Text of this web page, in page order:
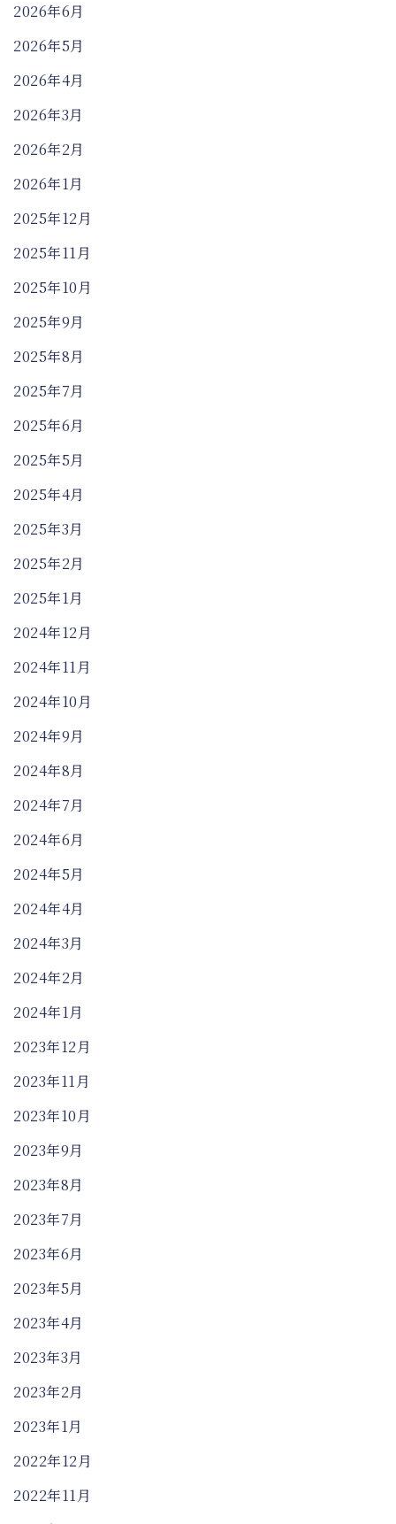
2026年6月
2026年5月
2026年4月
2026年3月
2026年2月
2026年1月
2025年12月
2025年11月
2025年10月
2025年9月
2025年8月
2025年7月
2025年6月
2025年5月
2025年4月
2025年3月
2025年2月
2025年1月
2024年12月
2024年11月
2024年10月
2024年9月
2024年8月
2024年7月
2024年6月
2024年5月
2024年4月
2024年3月
2024年2月
2024年1月
2023年12月
2023年11月
2023年10月
2023年9月
2023年8月
2023年7月
2023年6月
2023年5月
2023年4月
2023年3月
2023年2月
2023年1月
2022年12月
2022年11月